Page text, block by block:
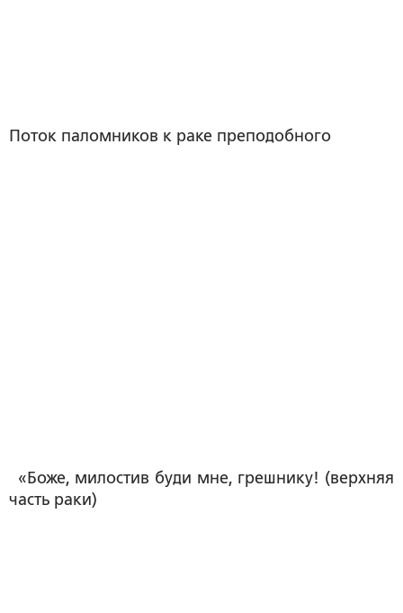
Поток паломников к раке преподобного
«Боже, милостив буди мне, грешнику! (верхняя
часть раки)